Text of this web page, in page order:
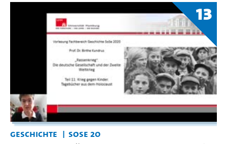
13
Geschichte SoSe 20